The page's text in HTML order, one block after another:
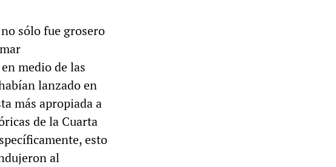
sólo fue grosero
medio de las
lanzado en
más apropiada a
de la Cuarta
esto
al